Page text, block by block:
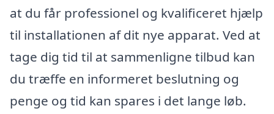
at du får professionel og kvalificeret hjælp
til installationen af dit nye apparat. Ved at
tage dig tid til at sammenligne tilbud kan
du træffe en informeret beslutning og
penge og tid kan spares i det lange løb.